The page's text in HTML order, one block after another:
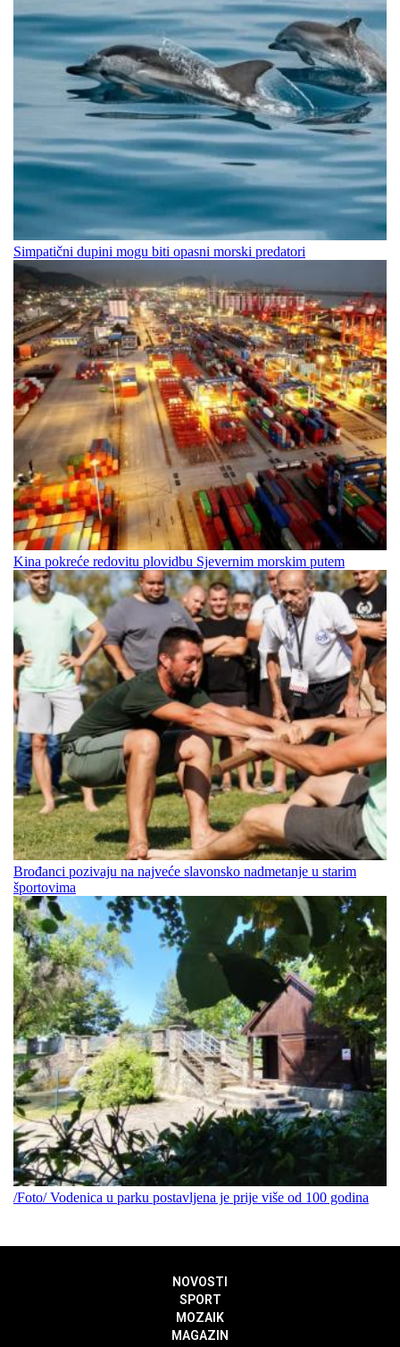
Simpatični dupini mogu biti opasni morski predatori
Kina pokreće redovitu plovidbu Sjevernim morskim putem
Brođanci pozivaju na najveće slavonsko nadmetanje u starim
športovima
/Foto/ Vodenica u parku postavljena je prije više od 100 godina
NOVOSTI
SPORT
MOZAIK
MAGAZIN